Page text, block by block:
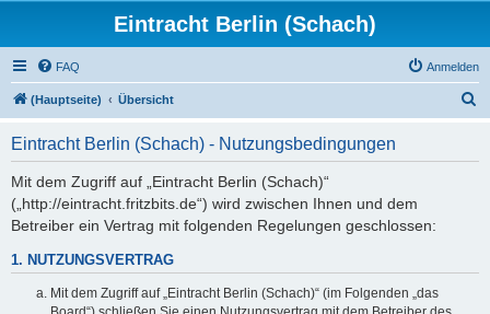
Eintracht Berlin (Schach)
FAQ Anmelden
(Hauptseite) Übersicht
Eintracht Berlin (Schach) - Nutzungsbedingungen
Mit dem Zugriff auf „Eintracht Berlin (Schach)“
(„http://eintracht.fritzbits.de“) wird zwischen Ihnen und dem
Betreiber ein Vertrag mit folgenden Regelungen geschlossen:
1. NUTZUNGSVERTRAG
Mit dem Zugriff auf „Eintracht Berlin (Schach)“ (im Folgenden „das